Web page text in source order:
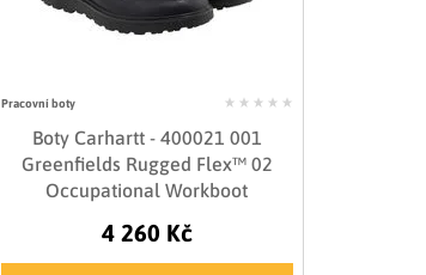
Pracovní boty
Boty Carhartt - 400021 001
Greenfields Rugged Flex™ 02
Occupational Workboot
4 260 Kč